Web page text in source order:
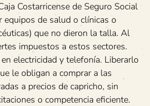
Costarricense de Seguro Social
equipos de salud o clínicas o
que no dieron la talla. Al
impuestos a estos sectores.
electricidad y telefonía. Liberarlo
le obligan a comprar a las
a precios de capricho, sin
o competencia eficiente.